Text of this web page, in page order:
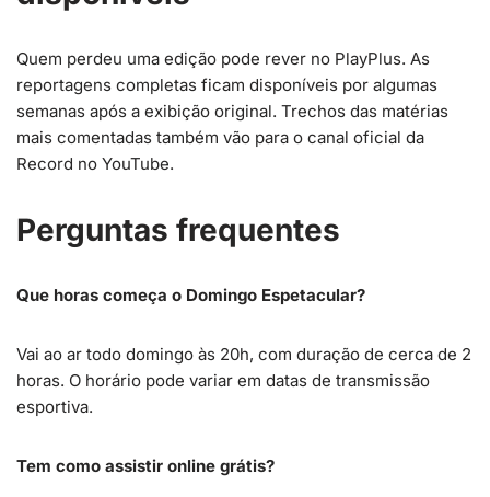
Quem perdeu uma edição pode rever no PlayPlus. As
reportagens completas ficam disponíveis por algumas
semanas após a exibição original. Trechos das matérias
mais comentadas também vão para o canal oficial da
Record no YouTube.
Perguntas frequentes
Que horas começa o Domingo Espetacular?
Vai ao ar todo domingo às 20h, com duração de cerca de 2
horas. O horário pode variar em datas de transmissão
esportiva.
Tem como assistir online grátis?